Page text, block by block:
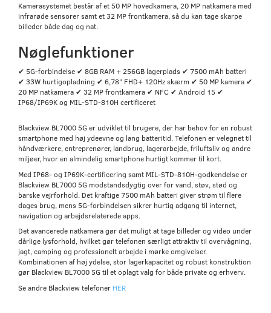
Kamerasystemet består af et 50 MP hovedkamera, 20 MP natkamera med
infrarøde sensorer samt et 32 MP frontkamera, så du kan tage skarpe
billeder både dag og nat.
Nøglefunktioner
✔ 5G-forbindelse ✔ 8GB RAM + 256GB lagerplads ✔ 7500 mAh batteri
✔ 33W hurtigopladning ✔ 6,78" FHD+ 120Hz skærm ✔ 50 MP kamera ✔
20 MP natkamera ✔ 32 MP frontkamera ✔ NFC ✔ Android 15 ✔
IP68/IP69K og MIL-STD-810H certificeret
Blackview BL7000 5G er udviklet til brugere, der har behov for en robust
smartphone med høj ydeevne og lang batteritid. Telefonen er velegnet til
håndværkere, entreprenører, landbrug, lagerarbejde, friluftsliv og andre
miljøer, hvor en almindelig smartphone hurtigt kommer til kort.
Med IP68- og IP69K-certificering samt MIL-STD-810H-godkendelse er
Blackview BL7000 5G modstandsdygtig over for vand, støv, stød og
barske vejrforhold. Det kraftige 7500 mAh batteri giver strøm til flere
dages brug, mens 5G-forbindelsen sikrer hurtig adgang til internet,
navigation og arbejdsrelaterede apps.
Det avancerede natkamera gør det muligt at tage billeder og video under
dårlige lysforhold, hvilket gør telefonen særligt attraktiv til overvågning,
jagt, camping og professionelt arbejde i mørke omgivelser.
Kombinationen af høj ydelse, stor lagerkapacitet og robust konstruktion
gør Blackview BL7000 5G til et oplagt valg for både private og erhverv.
Se andre Blackview telefoner HER